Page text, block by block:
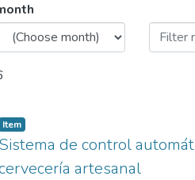
de
Item
Sistema de control
artesanal